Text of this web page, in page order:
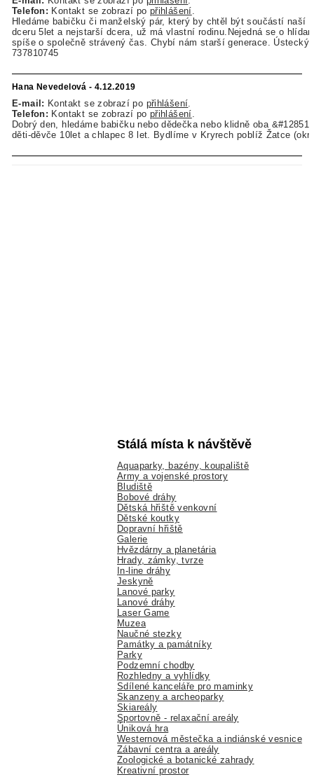
Telefon: Kontakt se zobrazí po přihlášení
Hledáme babičku či manželský pár, který by chtěl být součástí naší
dceru 5let a nejstarší dcera, už má vlastní rodinu.Nejedná se o
spíše o společně strávený čas. Chybí nám starší generace. Ústecký
737810745
Hana Nevedelová - 4.12.2019
E-mail: Kontakt se zobrazí po přihlášení
Telefon: Kontakt se zobrazí po přihlášení
Dobrý den, hledáme babičku nebo dědečka nebo klidně oba
děti-děvče 10let a chlapec 8 let. Bydlíme v Kryrech poblíž Žatce
Stálá místa k návštěvě
Aquaparky, bazény, koupaliště
Army a vojenské prostory
Bludiště
Bobové dráhy
Dětská hřiště venkovní
Dětské koutky
Dopravní hřiště
Galerie
Hvězdárny a planetária
Hrady, zámky, tvrze
In-line dráhy
Jeskyně
Lanové parky
Lanové dráhy
Laser Game
Muzea
Naučné stezky
Památky a památníky
Parky
Podzemní chodby
Rozhledny a vyhlídky
Sdílené kanceláře pro maminky
Skanzeny a archeoparky
Skiareály
Sportovně - relaxační areály
Úniková hra
Westernová městečka a indiánské vesnice
Zábavní centra a areály
Zoologické a botanické zahrady
Kreativní prostor